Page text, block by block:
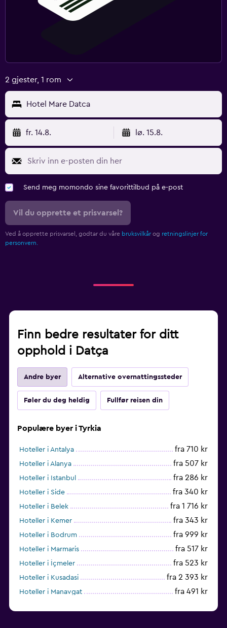
2 gjester, 1 rom
Hotel Mare Datca
fr. 14.8. lø. 15.8.
Send meg momondo sine favorittilbud på e-post
Vil du opprette et prisvarsel?
Ved å opprette prisvarsel, godtar du våre bruksvilkår og retningslinjer for
personvern.
Finn bedre resultater for ditt
opphold i Datça
Andre byer Alternative overnattingssteder
Føler du deg heldig Fullfør reisen din
Populære byer i Tyrkia
Hoteller i Antalya fra 710 kr
Hoteller i Alanya fra 507 kr
Hoteller i Istanbul fra 286 kr
Hoteller i Side fra 340 kr
Hoteller i Belek fra 1 716 kr
Hoteller i Kemer fra 343 kr
Hoteller i Bodrum fra 999 kr
Hoteller i Marmaris fra 517 kr
Hoteller i İçmeler fra 523 kr
Hoteller i Kusadasi fra 2 393 kr
Hoteller i Manavgat fra 491 kr